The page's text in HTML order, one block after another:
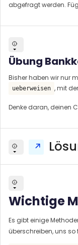
abgefragt werden.
Übung
Bisher haben wir nur
ueberweisen , mit
Denke daran, deinen
Wichtige
Es gibt einige
überschreiben, uns